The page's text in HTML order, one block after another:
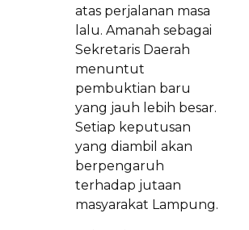
atas perjalanan masa
lalu. Amanah sebagai
Sekretaris Daerah
menuntut
pembuktian baru
yang jauh lebih besar.
Setiap keputusan
yang diambil akan
berpengaruh
terhadap jutaan
masyarakat Lampung.